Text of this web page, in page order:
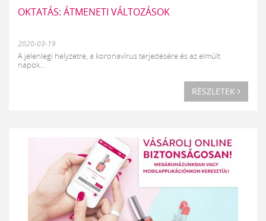
OKTATÁS: ÁTMENETI VÁLTOZÁSOK
2020-03-19
A jelenlegi helyzetre, a koronavírus terjedésére és az elmúlt
napok...
RÉSZLETEK